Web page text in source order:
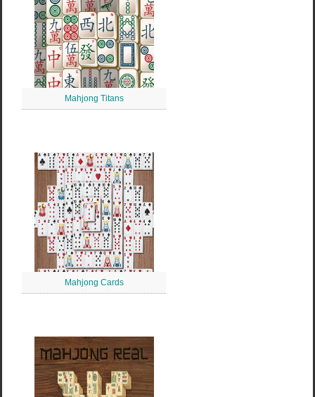
Mahjong Titans
Mahjong Cards